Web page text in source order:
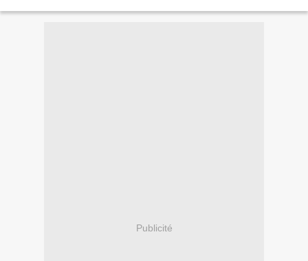
Publicité